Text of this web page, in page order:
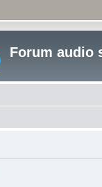
Forum audio